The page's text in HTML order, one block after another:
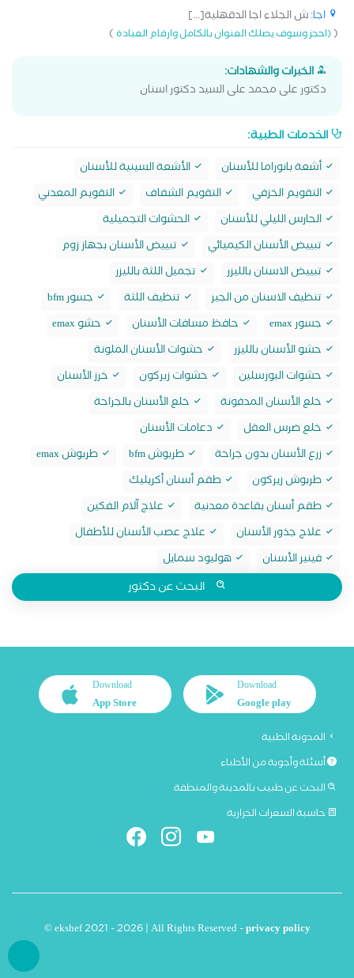
اجا: ش الجلاء اجا الدقهلية[...]
((احجز وسوف يصلك العنوان بالكامل وارقام العيادة)
الخبرات والشهادات:
دكتور على محمد على السيد دكتور اسنان
الخدمات الطبية:
أشعة بانوراما للأسنان
الأشعة السينية للأسنان
التقويم الخزفي
التقويم الشفاف
التقويم المعدني
الحارس الليلي للأسنان
الحشوات التجميلية
تبييض الأسنان الكيميائي
تبييض الأسنان بجهاز زوم
تبييض الاسنان بالليزر
تجميل اللثة بالليزر
تنظيف الاسنان من الجير
تنظيف اللثة
جسور bfm
جسور emax
حافظ مسافات الأسنان
حشو emax
حشو الأسنان بالليزر
حشوات الأسنان الملونة
حشوات البورسلين
حشوات زيركون
خرز الأسنان
خلع الأسنان المدفونة
خلع الأسنان بالجراحة
خلع ضرس العقل
دعامات الأسنان
زرع الأسنان بدون جراحة
طربوش bfm
طربوش emax
طربوش زيركون
طقم أسنان أكريليك
طقم أسنان بقاعدة معدنية
علاج آلام الفكين
علاج جذور الأسنان
علاج عصب الأسنان للأطفال
فينير الأسنان
هوليود سمايل
البحث عن دكتور
Download
Google play
Download
App Store
المدونة الطبية
أسئلة وأجوبة من الأطباء
البحث عن طبيب بالمدينة والمنطقة
حاسبة السعرات الحرارية
© ekshef 2021 - 2026 | All Rights Reserved -privacy policy